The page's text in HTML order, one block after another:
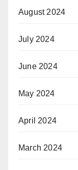
August 2024
July 2024
June 2024
May 2024
April 2024
March 2024